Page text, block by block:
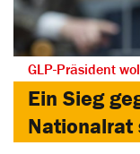
GLP-Präsident
Ein Sieg
Nationalrat